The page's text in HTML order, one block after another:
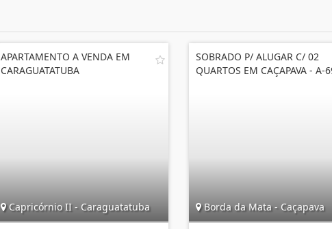
APARTAMENTO A VENDA EM
CARAGUATATUBA
Capricórnio II - Caraguatatuba
SOBRADO P/ ALUGAR C/ 02
QUARTOS EM CAÇAPAVA - A-
Borda da Mata - Caçapava